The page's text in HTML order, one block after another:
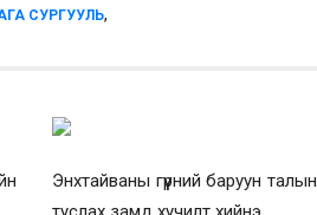
СУРГУУЛЬ,
Энхтайваны гүүрний баруун талын